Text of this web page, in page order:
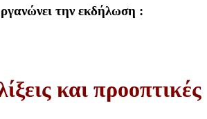
την εκδήλωση :
και προοπτικές